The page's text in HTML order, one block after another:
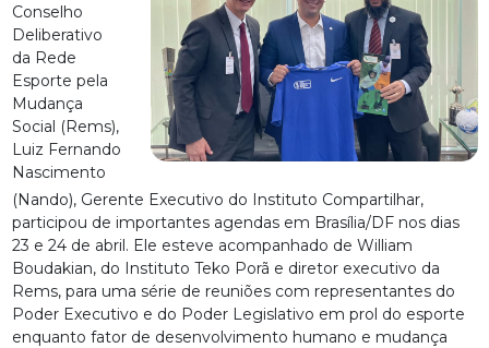
Conselho
Deliberativo
da Rede
Esporte pela
Mudança
Social (Rems),
Luiz Fernando
Nascimento
(Nando), Gerente Executivo do Instituto Compartilhar,
participou de importantes agendas em Brasília/DF nos dias
23 e 24 de abril. Ele esteve acompanhado de William
Boudakian, do Instituto Teko Porã e diretor executivo da
Rems, para uma série de reuniões com representantes do
Poder Executivo e do Poder Legislativo em prol do esporte
enquanto fator de desenvolvimento humano e mudança